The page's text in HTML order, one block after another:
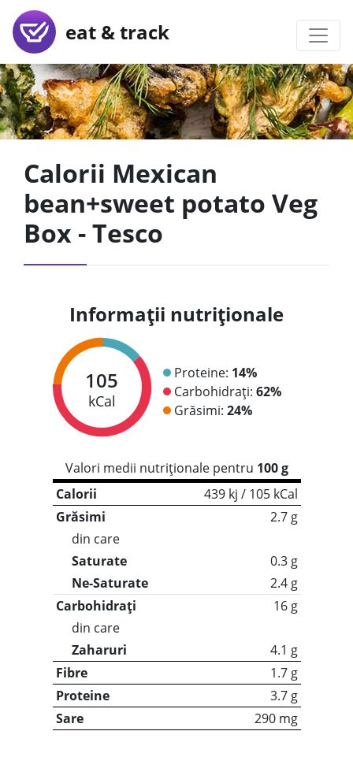
eat & track
Calorii Mexican
bean+sweet potato Veg
Box - Tesco
Informații nutriționale
105
kCal
Proteine: 14%
Carbohidrați: 62%
Grăsimi: 24%
Valori medii nutriționale pentru 100 g
Calorii
439 kj / 105 kCal
Grăsimi
2.7 g
din care
Saturate
0.3 g
Ne-Saturate
2.4 g
Carbohidrați
16 g
din care
Zaharuri
4.1 g
Fibre
1.7 g
Proteine
3.7 g
Sare
290 mg